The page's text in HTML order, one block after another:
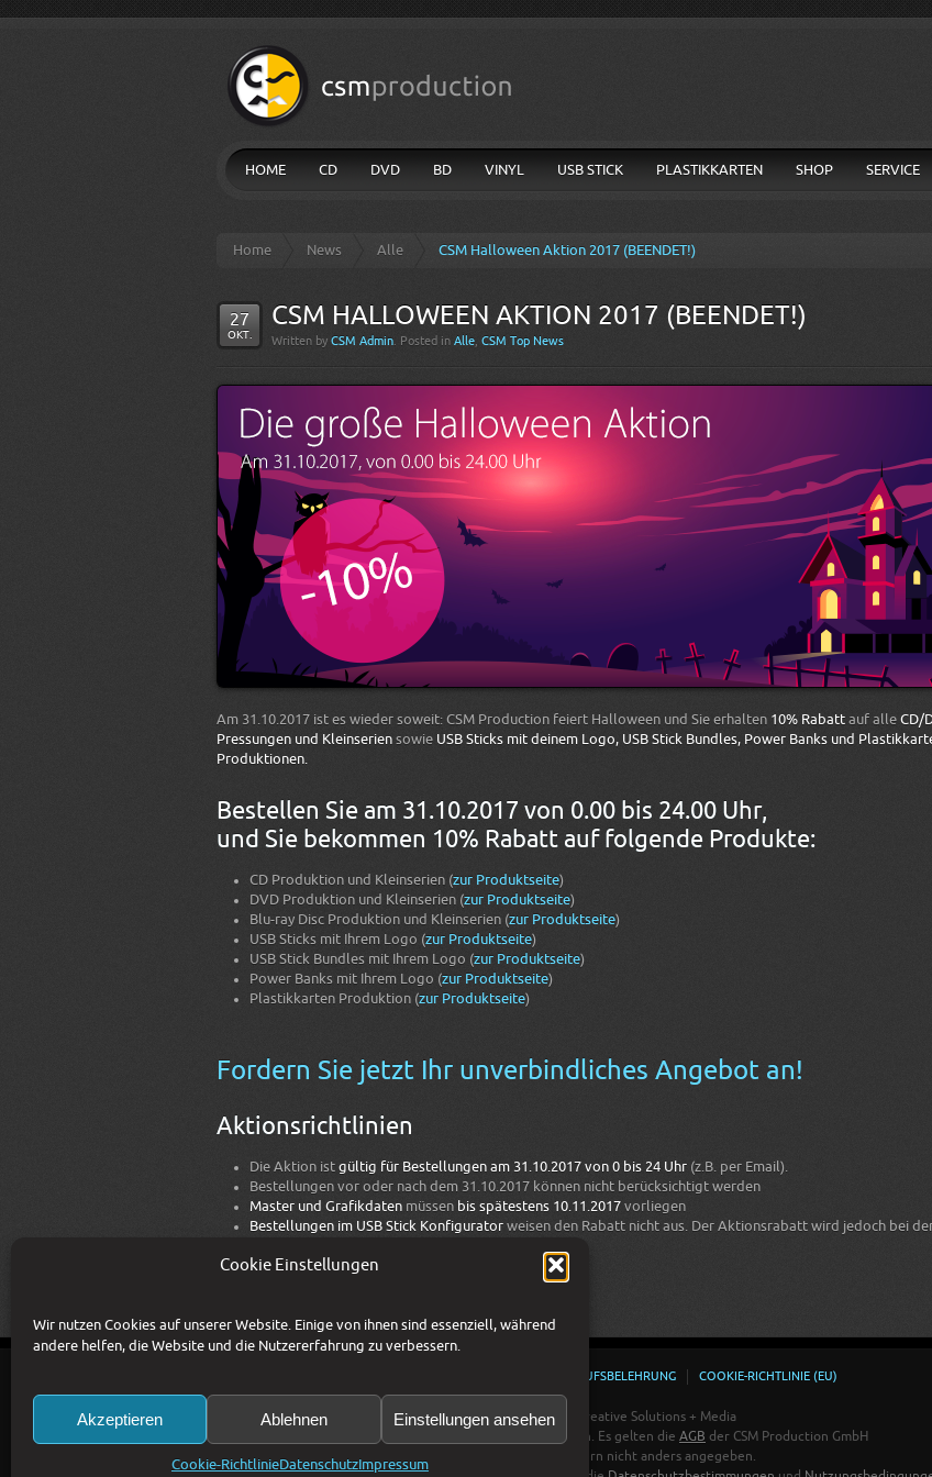
Cookie Einstellungen
Wir nutzen Cookies auf unserer Website. Einige von ihnen sind essenziell, während
andere helfen, die Website und die Nutzererfahrung zu verbessern.
Akzeptieren Ablehnen Einstellungen ansehen
Cookie-RichtlinieDatenschutzImpressum
HOME CD DVD BD VINYL USB STICK PLASTIKKARTEN SHOP SERVICE
Home News Alle CSM Halloween Aktion 2017 (BEENDET!)
27
OKT.
CSM HALLOWEEN AKTION 2017 (BEENDET!)
Written by CSM Admin . Posted in Alle CSM Top News
Am 31.10.2017 ist es wieder soweit: CSM Production feiert Halloween und Sie erhalten 10% Rabatt auf alle CD/
Pressungen und Kleinserien sowie USB Sticks mit deinem Logo, USB Stick Bundles, Power Banks und
Produktionen.
Bestellen Sie am 31.10.2017 von 0.00 bis 24.00 Uhr,
und Sie bekommen 10% Rabatt auf folgende Produkte:
CD Produktion und Kleinserien (zur Produktseite)
DVD Produktion und Kleinserien (zur Produktseite)
Blu-ray Disc Produktion und Kleinserien (zur Produktseite)
USB Sticks mit Ihrem Logo (zur Produktseite)
USB Stick Bundles mit Ihrem Logo (zur Produktseite)
Power Banks mit Ihrem Logo (zur Produktseite)
Plastikkarten Produktion (zur Produktseite)
Fordern Sie jetzt Ihr unverbindliches Angebot an!
Aktionsrichtlinien
Die Aktion ist gültig für Bestellungen am 31.10.2017 von 0 bis 24 Uhr (z.B. per Email).
Bestellungen vor oder nach dem 31.10.2017 können nicht berücksichtigt werden
Master und Grafikdaten müssen bis spätestens 10.11.2017 vorliegen
Bestellungen im USB Stick Konfigurator weisen den Rabatt nicht aus. Der Aktionsrabatt wird jedoch bei
WIDERRUFSBELEHRUNG COOKIE-RICHTLINIE (EU)
Copyright © 1993-2026 CSM Production GmbH Österreich - Creative Solutions + Media
Preise zzgl. 20% MwSt. Irrtümer und Änderungen vorbehalten. Es gelten die AGB der CSM Production GmbH
Bildrechte: CSM Production GmbH, Fotolia / Adobe Stock, sofern nicht anders angegeben.